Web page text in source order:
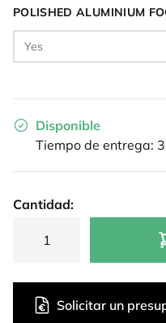
POLISHED ALUMINIUM
Disponible
Tiempo de entrega:
Cantidad:
Solicitar un